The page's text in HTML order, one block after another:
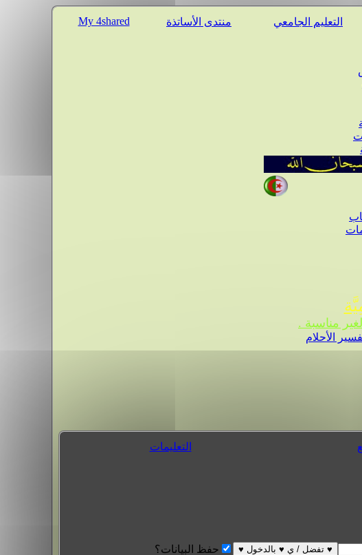
التعليم الجامعي منتدى الأساتذة My 4shared
مناسبة .
الأحلام
التعليمات
حفظ البيانات؟